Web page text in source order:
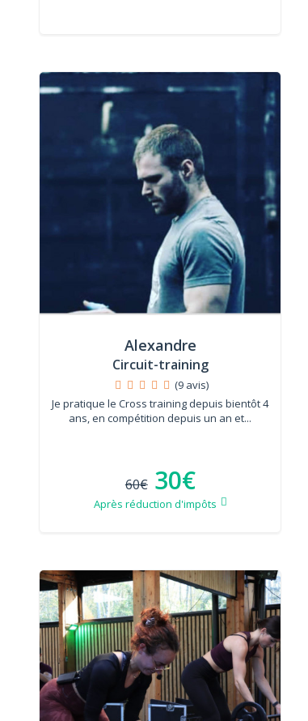
Alexandre
Circuit-training
(9 avis)
Je pratique le Cross training depuis bientôt 4
ans, en compétition depuis un an et...
60€ 30€
Après réduction d'impôts